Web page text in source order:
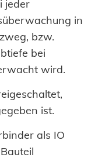
jeder
in
bzw.
bei
wird.
ist.
als IO